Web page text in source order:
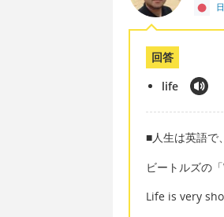
回答
life
■人生は英語で
ビートルズの
Life is very